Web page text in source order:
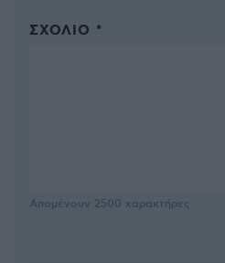
ΣΧΌΛΙΟ *
Απομένουν 2500 χαρακτήρες